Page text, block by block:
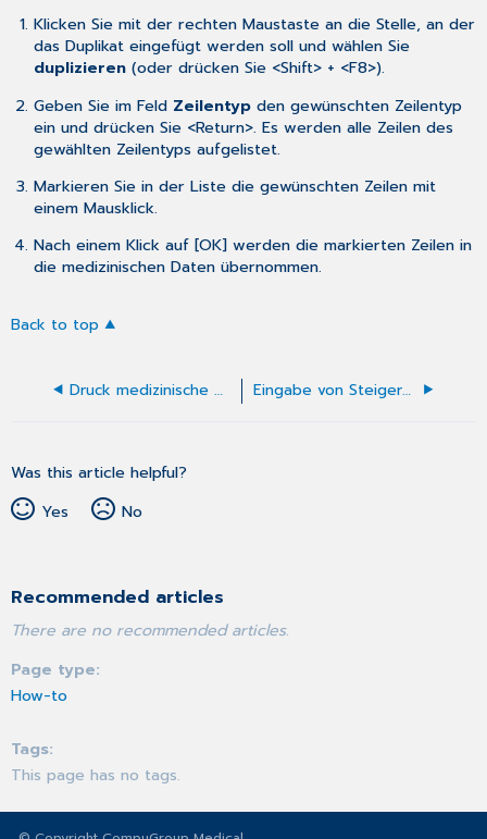
Klicken Sie mit der rechten Maustaste an die Stelle, an der
das Duplikat eingefügt werden soll und wählen Sie
duplizieren(oder drücken Sie <Shift> + <F8>).
Geben Sie im Feld Zeilentypden gewünschten Zeilentyp
ein und drücken Sie <Return>. Es werden alle Zeilen des
gewählten Zeilentyps aufgelistet.
Markieren Sie in der Liste die gewünschten Zeilen mit
einem Mausklick.
Nach einem Klick auf [OK] werden die markierten Zeilen in
die medizinischen Daten übernommen.
Back to top
Druck medizinische Daten Eingabe von Steigerungsfaktoren
Was this article helpful?
Yes
No
Recommended articles
There are no recommended articles.
Page type
How-to
Tags
This page has no tags.